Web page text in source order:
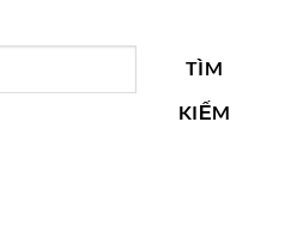
TÌM
KIẾM